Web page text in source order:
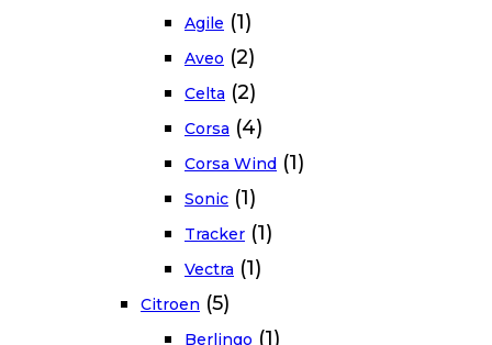
Agile (1)
Aveo (2)
Celta (2)
Corsa (4)
Corsa Wind (1)
Sonic (1)
Tracker (1)
Vectra (1)
Citroen (5)
Berlingo (1)